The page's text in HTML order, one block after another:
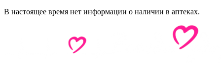
В настоящее время нет информации о наличии в аптеках.